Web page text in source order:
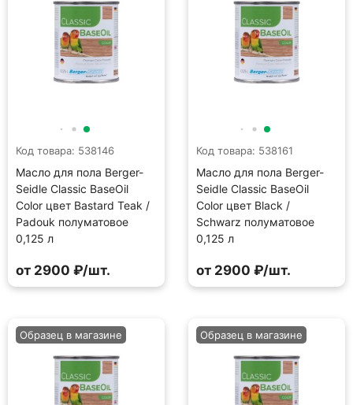
Код товара: 538146
Масло для пола Berger-
Seidle Classic BaseOil
Color цвет Bastard Teak /
Padouk полуматовое
0,125 л
от 2900 ₽/шт.
Код товара: 538161
Масло для пола Berger-
Seidle Classic BaseOil
Color цвет Black /
Schwarz полуматовое
0,125 л
от 2900 ₽/шт.
Образец в магазине Образец в магазине